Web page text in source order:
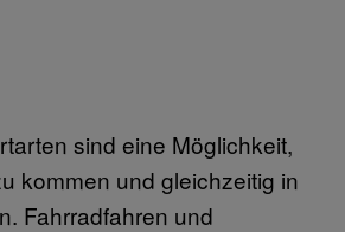
sind eine Möglichkeit,
kommen und gleichzeitig in
Fahrradfahren und